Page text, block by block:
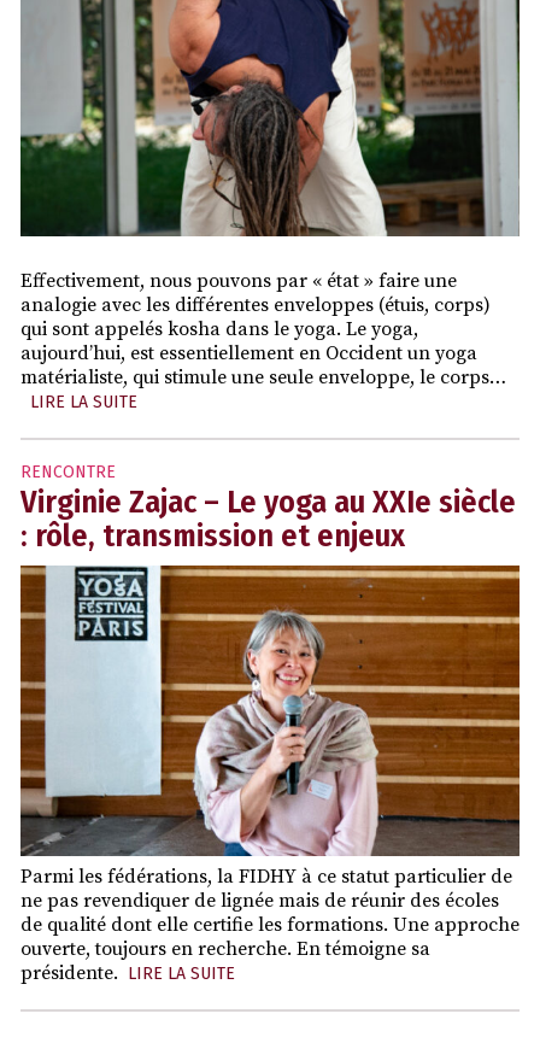
Effectivement, nous pouvons par « état » faire une
analogie avec les différentes enveloppes (étuis, corps)
qui sont appelés kosha dans le yoga. Le yoga,
aujourd’hui, est essentiellement en Occident un yoga
matérialiste, qui stimule une seule enveloppe, le corps…
LIRE LA SUITE
RENCONTRE
Virginie Zajac – Le yoga au XXIe siècle
: rôle, transmission et enjeux
Parmi les fédérations, la FIDHY à ce statut particulier de
ne pas revendiquer de lignée mais de réunir des écoles
de qualité dont elle certifie les formations. Une approche
ouverte, toujours en recherche. En témoigne sa
présidente. LIRE LA SUITE